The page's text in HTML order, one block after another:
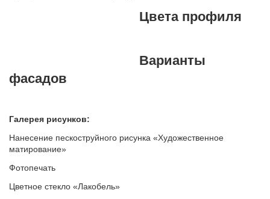
Цвета профиля
Варианты
фасадов
Галерея рисунков:
Нанесение пескоструйного рисунка «Художественное
матирование»
Фотопечать
Цветное стекло «Лакобель»